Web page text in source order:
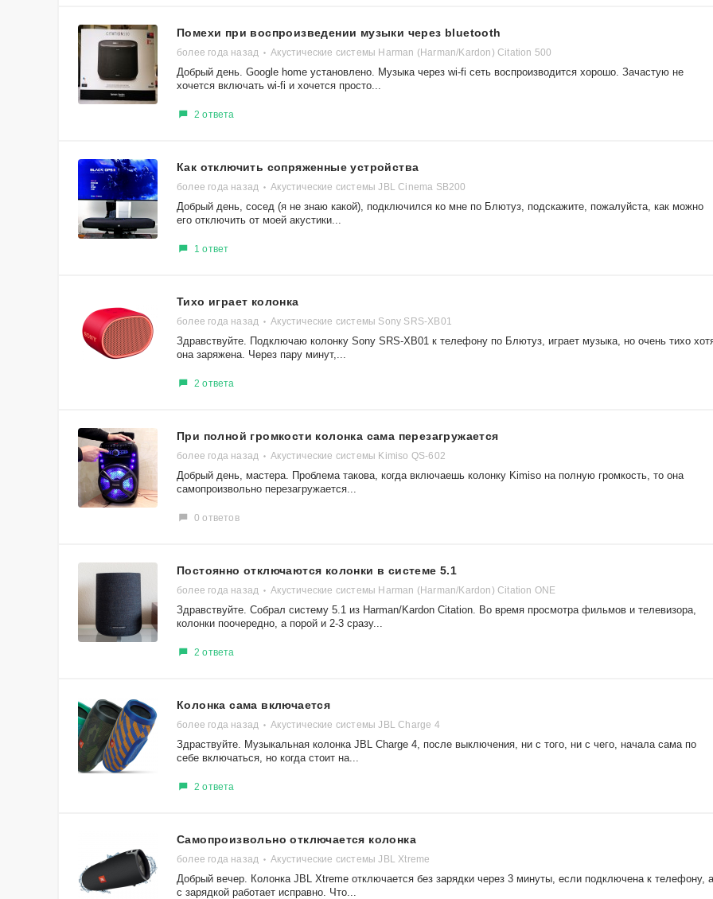
Помехи при воспроизведении музыки через bluetooth
более года назад Акустические системы Harman (Harman/Kardon) Citation 500
Добрый день. Google home установлено. Музыка через wi-fi сеть воспроизводится хорошо. Зачастую не
хочется включать wi-fi и хочется просто...
2 ответа
Как отключить сопряженные устройства
более года назад Акустические системы JBL Cinema SB200
Добрый день, сосед (я не знаю какой), подключился ко мне по Блютуз, подскажите, пожалуйста, как можно
его отключить от моей акустики...
1 ответ
Тихо играет колонка
более года назад Акустические системы Sony SRS-XB01
Здравствуйте. Подключаю колонку Sony SRS-XB01 к телефону по Блютуз, играет музыка, но очень тихо
она заряжена. Через пару минут,...
2 ответа
При полной громкости колонка сама перезагружается
более года назад Акустические системы Kimiso QS-602
Добрый день, мастера. Проблема такова, когда включаешь колонку Kimiso на полную громкость, то она
самопроизвольно перезагружается...
0 ответов
Постоянно отключаются колонки в системе 5.1
более года назад Акустические системы Harman (Harman/Kardon) Citation ONE
Здравствуйте. Собрал систему 5.1 из Harman/Kardon Citation. Во время просмотра фильмов и телевизора,
колонки поочередно, а порой и 2-3 сразу...
2 ответа
Колонка сама включается
более года назад Акустические системы JBL Charge 4
Здраствуйтe. Музыкальная колонка JBL Charge 4, послe выключения, ни с того, ни с чего, начала сама по
себе включаться, но когда стоит на...
2 ответа
Самопроизвольно отключается колонка
более года назад Акустические системы JBL Xtreme
Добрый вечер. Колонка JBL Xtreme отключается без зарядки через 3 минуты, если подключена к телефону, а
с зарядкой работает исправно. Что...